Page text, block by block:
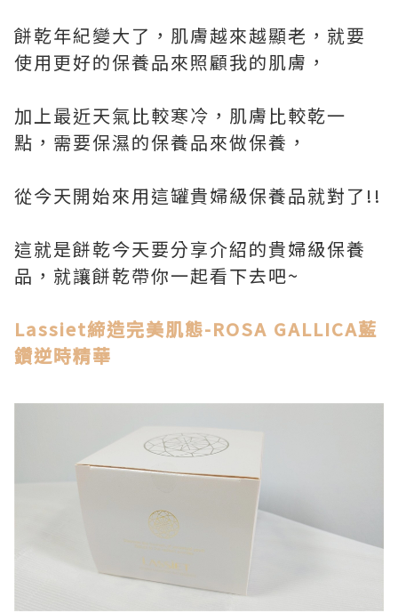
餅乾年紀變大了，肌膚越來越顯老，就要
使用更好的保養品來照顧我的肌膚，
加上最近天氣比較寒冷，肌膚比較乾一
點，需要保濕的保養品來做保養，
從今天開始來用這罐貴婦級保養品就對了!!
這就是餅乾今天要分享介紹的貴婦級保養
品，就讓餅乾帶你一起看下去吧~
Lassiet締造完美肌態-ROSA GALLICA藍
鑽逆時精華